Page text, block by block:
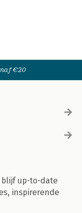
€20
blijf up-to-date
inspirerende